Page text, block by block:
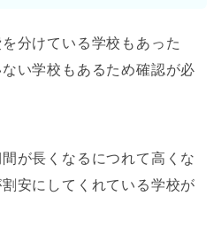
分けている学校もあった
い学校もあるため確認が必
が長くなるにつれて高くな
安にしてくれている学校が